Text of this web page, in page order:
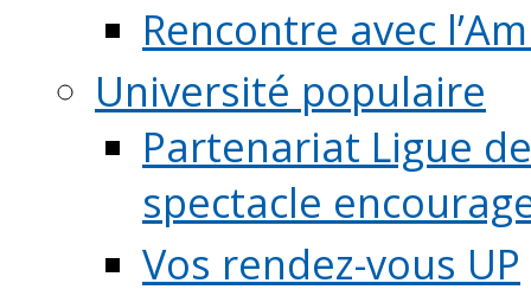
Rencontre avec
Université populaire
Partenariat Ligue
spectacle
Vos rendez-vous UP